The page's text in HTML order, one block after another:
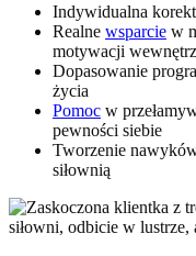
Indywidualna
Realne wsparcie w
motywacji
Dopasowanie
życia
Pomoc w
pewności siebie
Tworzenie
siłownią